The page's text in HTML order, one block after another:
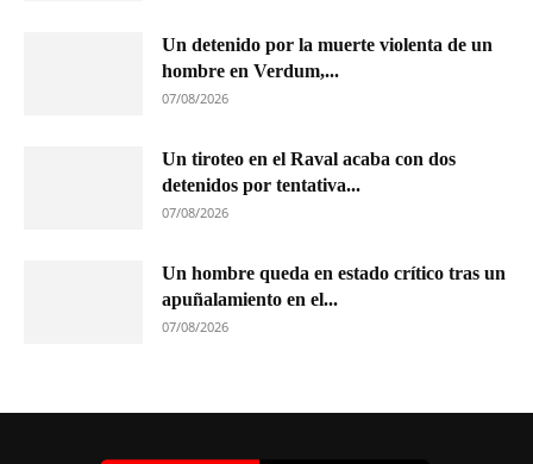
Un detenido por la muerte violenta de un
hombre en Verdum,...
07/08/2026
Un tiroteo en el Raval acaba con dos
detenidos por tentativa...
07/08/2026
Un hombre queda en estado crítico tras un
apuñalamiento en el...
07/08/2026